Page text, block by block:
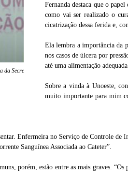
Secretaria
Fernanda destaca que o
como vai ser realizado o
cicatrização dessa ferida e,
Ela lembra a importância da
nos casos de úlcera por
até uma alimentação
Sobre a vinda à Unoeste,
muito importante para mim
Enfermeira no Serviço de Controle
Sanguínea Associada ao Cateter”.
porém, estão entre as mais graves.